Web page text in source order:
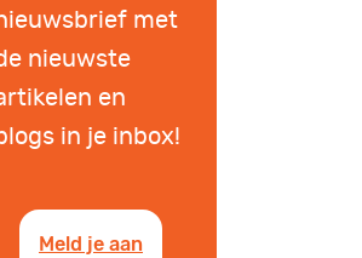
met
nieuwste
en
in je inbox!
Meld je aan